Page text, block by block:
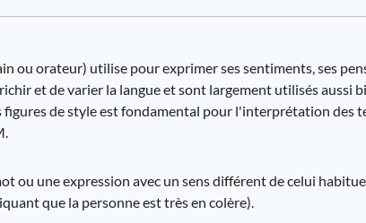
ou orateur) utilise pour exprimer ses sentiments, ses
et de varier la langue et sont largement utilisés aussi
de style est fondamental pour l'interprétation des
ou une expression avec un sens différent de celui
que la personne est très en colère).